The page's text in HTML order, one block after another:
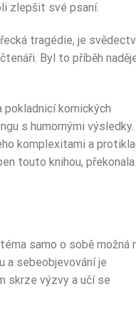
zlepšit své psaní.
tragédie, je
Byl to příběh
pokladnicí komických
s humornými výsledky.
komplexitami a
touto knihou, překonala
samo o sobě možná
a sebeobjevování je
skrze výzvy a učí se